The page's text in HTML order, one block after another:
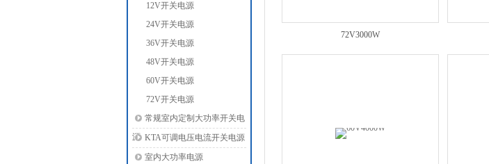
12V开关电源
24V开关电源
36V开关电源
48V开关电源
60V开关电源
72V开关电源
常规室内定制大功率开关电
源 KTA可调电压电流开关电源
室内大功率电源
72V3000W